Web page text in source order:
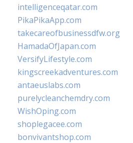
intelligenceqatar.com
PikaPikaApp.com
takecareofbusinessdfw.org
HamadaOfJapan.com
VersifyLifestyle.com
kingscreekadventures.com
antaeuslabs.com
purelycleanchemdry.com
WishOping.com
shoplegacee.com
bonvivantshop.com